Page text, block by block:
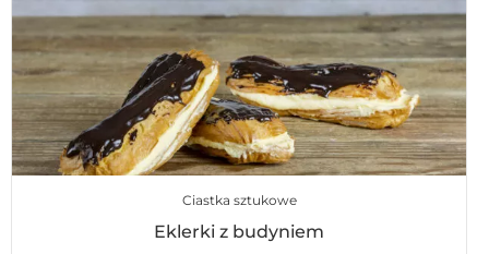
Ciastka sztukowe
Eklerki z budyniem